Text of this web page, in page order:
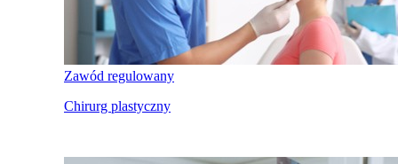
Zawód regulowany
Chirurg plastyczny